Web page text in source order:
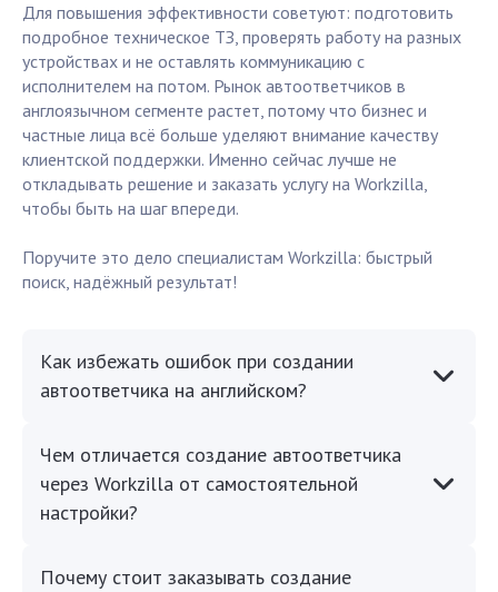
Для повышения эффективности советуют: подготовить
подробное техническое ТЗ, проверять работу на разных
устройствах и не оставлять коммуникацию с
исполнителем на потом. Рынок автоответчиков в
англоязычном сегменте растет, потому что бизнес и
частные лица всё больше уделяют внимание качеству
клиентской поддержки. Именно сейчас лучше не
откладывать решение и заказать услугу на Workzilla,
чтобы быть на шаг впереди.
Поручите это дело специалистам Workzilla: быстрый
поиск, надёжный результат!
Как избежать ошибок при создании
автоответчика на английском?
Чем отличается создание автоответчика
через Workzilla от самостоятельной
настройки?
Почему стоит заказывать создание